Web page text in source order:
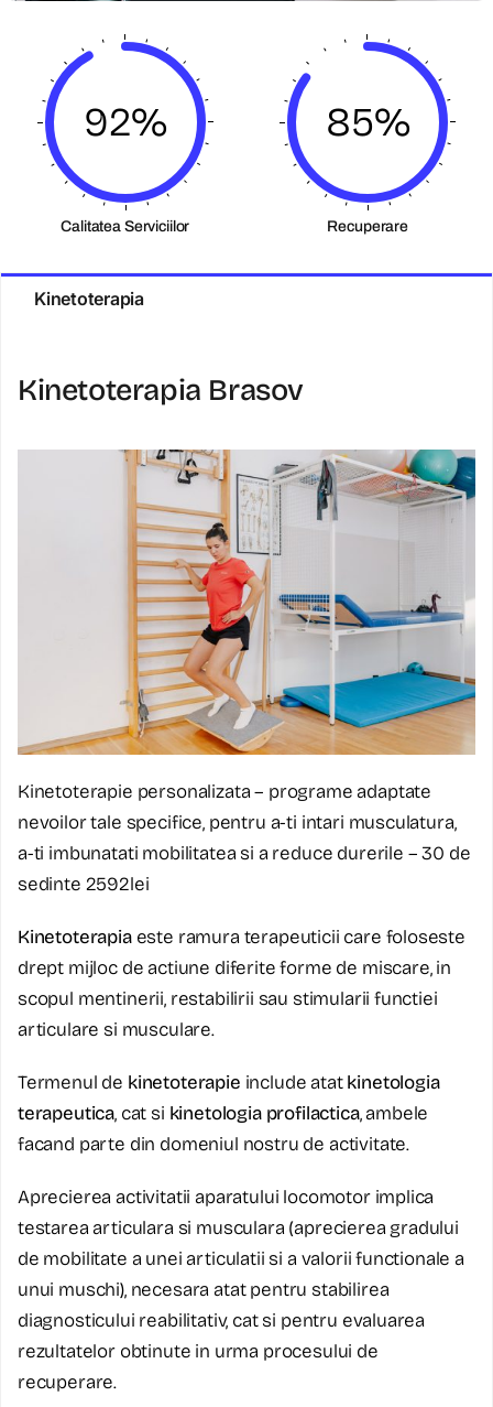
92%
Calitatea Serviciilor
85%
Recuperare
Kinetoterapia
Kinetoterapia Brasov
Kinetoterapie personalizata – programe adaptate
nevoilor tale specifice, pentru a-ti intari musculatura,
a-ti imbunatati mobilitatea si a reduce durerile – 30 de
sedinte 2592lei
Kinetoterapiaeste ramura terapeuticii care foloseste
drept mijloc de actiune diferite forme de miscare, in
scopul mentinerii, restabilirii sau stimularii functiei
articulare si musculare.
Termenul de kinetoterapie include atatkinetologia
terapeutica, cat si kinetologia profilactica, ambele
facand parte din domeniul nostru de activitate.
Aprecierea activitatii aparatului locomotor implica
testarea articulara si musculara (aprecierea gradului
de mobilitate a unei articulatii si a valorii functionale a
unui muschi), necesara atat pentru stabilirea
diagnosticului reabilitativ, cat si pentru evaluarea
rezultatelor obtinute in urma procesului de
recuperare.